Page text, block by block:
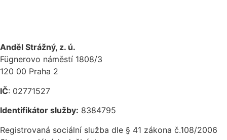
Anděl Strážný, z. ú.
Fügnerovo náměstí 1808/3
120 00 Praha 2
IČ: 02771527
Identifikátor služby: 8384795
Registrovaná sociální služba dle § 41 zákona č.108/2006